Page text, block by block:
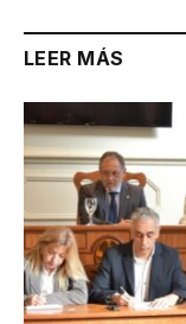
LEER MÁS